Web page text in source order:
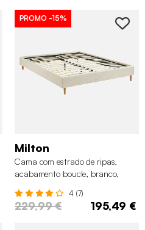
PROMO -15%
Milton
Cama com estrado de ripas,
acabamento boucle, branco,
4 (7)
229,99 € 195,49 €